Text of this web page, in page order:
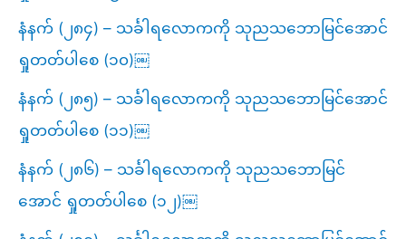
နံနက် (၂၈၄) – သင်္ခါရလောကကို သုညသဘောမြင်အောင်
ရှုတတ်ပါစေ (၁၀)￼
နံနက် (၂၈၅) – သင်္ခါရလောကကို သုညသဘောမြင်အောင်
ရှုတတ်ပါစေ (၁၁)￼
နံနက် (၂၈၆) – သင်္ခါရလောကကို သုညသဘောမြင်
အောင် ရှုတတ်ပါစေ (၁၂)￼